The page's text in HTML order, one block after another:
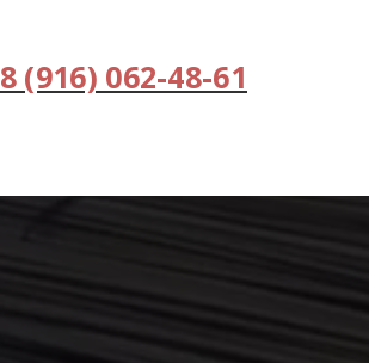
8 (916) 062-48-61